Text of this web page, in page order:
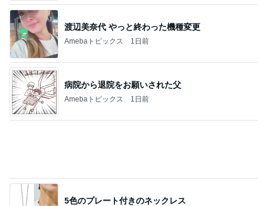
渡辺美奈代 やっと終わった機種変更
Amebaトピックス 1日前
病院から退院をお願いされた父
Amebaトピックス 1日前
1日約240円のクーラー節約の努力